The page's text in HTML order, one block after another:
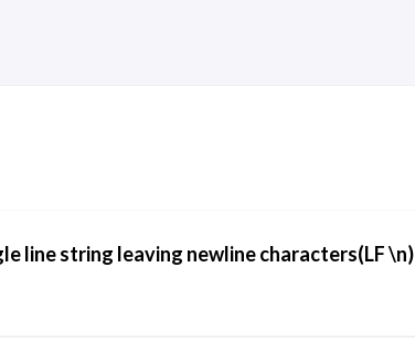
line string leaving newline characters(LF \n)